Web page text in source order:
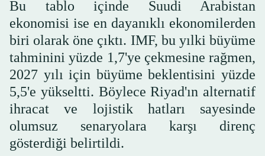
Bu tablo içinde Suudi Arabistan
ekonomisi ise en dayanıklı ekonomilerden
biri olarak öne çıktı. IMF, bu yılki büyüme
tahminini yüzde 1,7'ye çekmesine rağmen,
2027 yılı için büyüme beklentisini yüzde
5,5'e yükseltti. Böylece Riyad'ın alternatif
ihracat ve lojistik hatları sayesinde
olumsuz senaryolara karşı direnç
gösterdiği belirtildi.